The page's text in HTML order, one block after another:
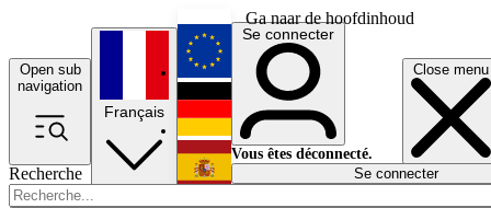
Ga naar de hoofdinhoud
Open sub
navigation
Close menu
Recherche
Français
English
Deutsch
Español
Se connecter
Vous êtes déconnecté.
Se connecter